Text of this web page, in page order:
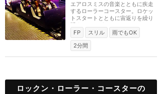
エアロスミスの音楽とともに疾走
するローラーコースター。ロケッ
トスタートとともに宙返りを繰り
返すのでメガネや...
FP
スリル
雨でもOK
2分間
ロックン・ローラー・コースターの